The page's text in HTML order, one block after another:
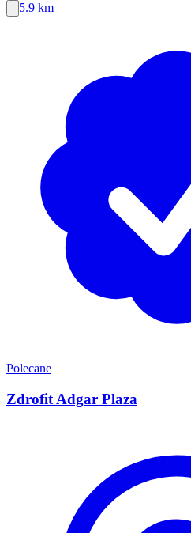
5.9 km
Polecane
Zdrofit Adgar Plaza